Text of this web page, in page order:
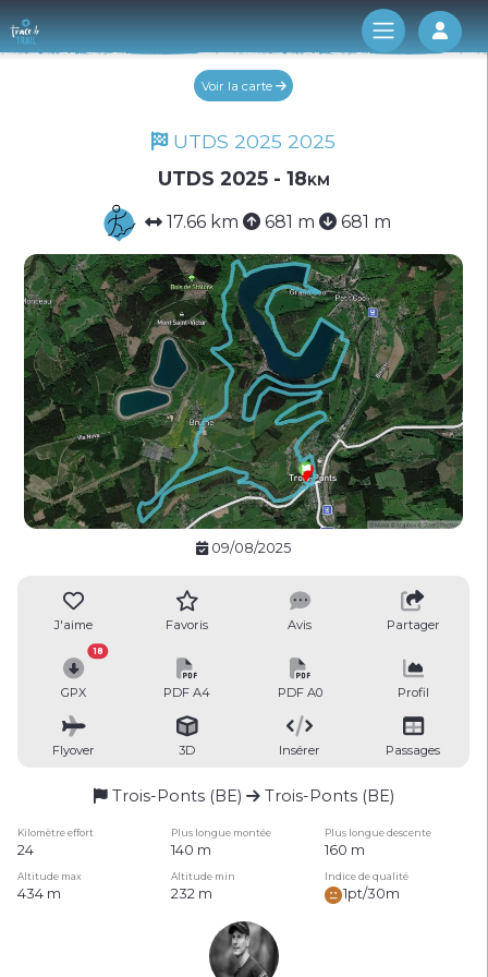
Log
Voir la carte
UTDS 2025 2025
UTDS 2025 - 18km
17.66 km 681 m 681 m
09/08/2025
J'aime Favoris Avis Partager
GPX
18
PDF A4 PDF A0 Profil
Flyover 3D Insérer Passages
Trois-Ponts (BE) Trois-Ponts (BE)
Kilomètre effort Plus longue montée Plus longue descente
24 140 m 160 m
Altitude max Altitude min Indice de qualité
434 m 232 m 1pt/30m